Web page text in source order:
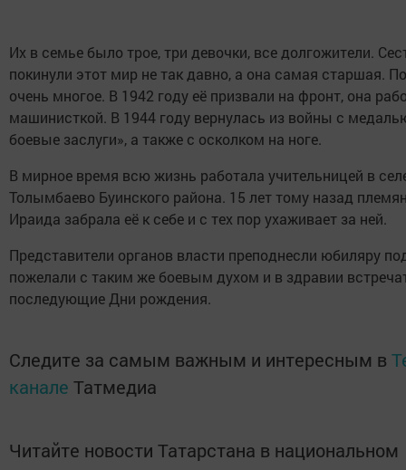
Их в семье было трое, три девочки, все долгожители.
покинули этот мир не так давно, а она самая старшая.
очень многое. В 1942 году её призвали на фронт, она
машинисткой. В 1944 году вернулась из войны с
боевые заслуги», а также с осколком на ноге.
В мирное время всю жизнь работала учительницей в
Толымбаево Буинского района. 15 лет тому назад
Ираида забрала её к себе и с тех пор ухаживает за ней.
Представители органов власти преподнесли юбиляру
пожелали с таким же боевым духом и в здравии
последующие Дни рождения.
Следите за самым важным и интересным в
канале Татмедиа
Читайте новости Татарстана в национальном